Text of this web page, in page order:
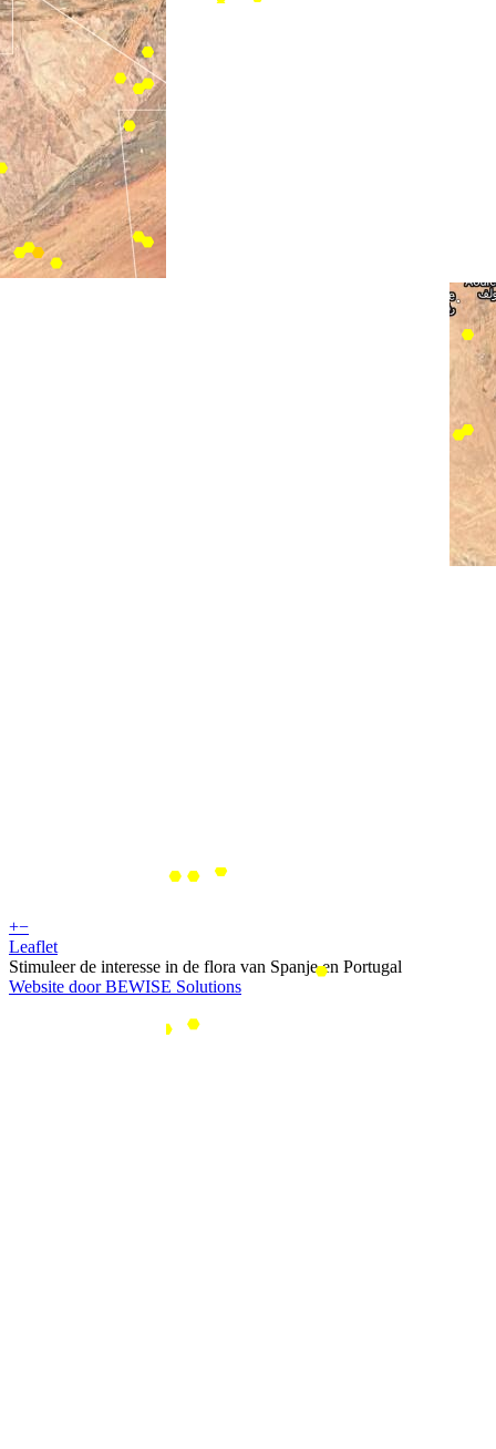
+−
Leaflet
Stimuleer de interesse in de flora van Spanje en Portugal
Website door BEWISE Solutions